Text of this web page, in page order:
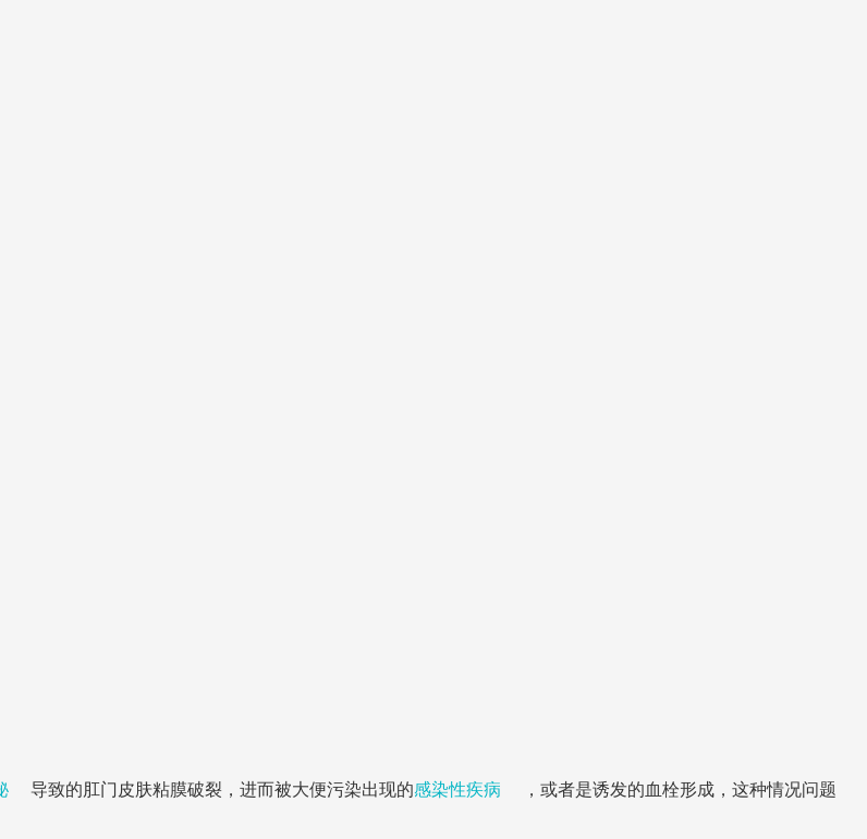
导致的肛门皮肤粘膜破裂，进而被大便污染出现的感染性疾病
，或者是诱发的血栓形成，这种情况问题